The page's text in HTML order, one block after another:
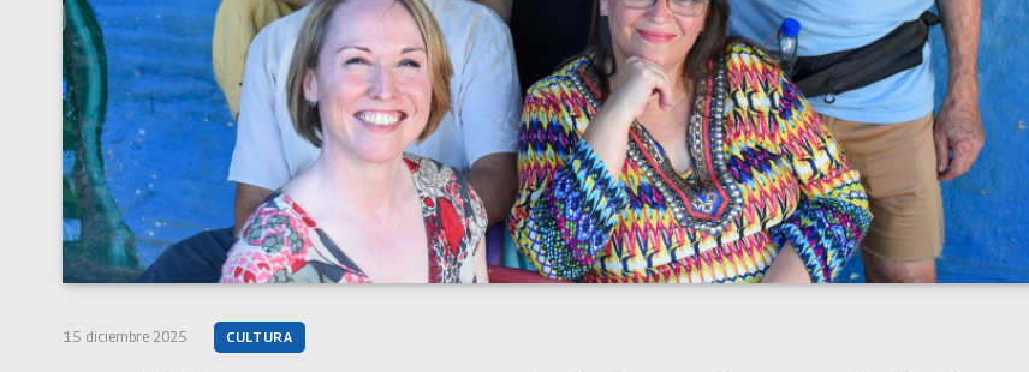
15 diciembre 2025 CULTURA